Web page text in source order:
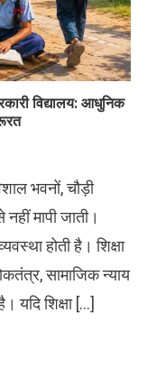
विद्यालय: आधुनिक
भवनों, चौड़ी
मापी जाती।
होती है। शिक्षा
सामाजिक न्याय
यदि शिक्षा […]